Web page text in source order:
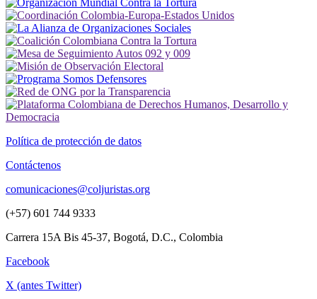
Política de protección de datos
Contáctenos
comunicaciones@coljuristas.org
(+57) 601 744 9333
Carrera 15A Bis 45-37, Bogotá, D.C., Colombia
Facebook
X (antes Twitter)